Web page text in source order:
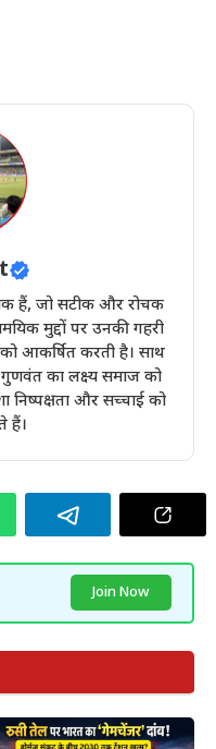
हैं, जो सटीक और रोचक
मुद्दों पर उनकी गहरी
आकर्षित करती है। साथ
का लक्ष्य समाज को
निष्पक्षता और सच्चाई को
हैं।
Join Now